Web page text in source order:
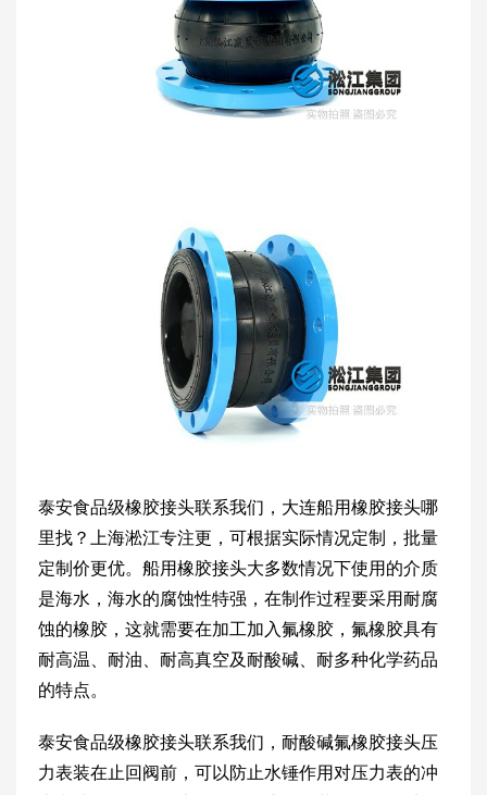
泰安食品级橡胶接头联系我们，大连船用橡胶接头哪
里找？上海淞江专注更，可根据实际情况定制，批量
定制价更优。船用橡胶接头大多数情况下使用的介质
是海水，海水的腐蚀性特强，在制作过程要采用耐腐
蚀的橡胶，这就需要在加工加入氟橡胶，氟橡胶具有
耐高温、耐油、耐高真空及耐酸碱、耐多种化学药品
的特点。
泰安食品级橡胶接头联系我们，耐酸碱氟橡胶接头压
力表装在止回阀前，可以防止水锤作用对压力表的冲